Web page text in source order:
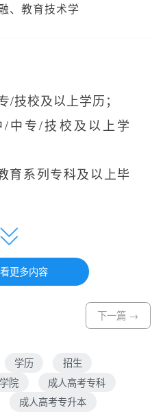
、教育技术学
/技校及以上学历；
/中专/技校及以上学
育系列专科及以上毕
，提交
子版至招生老师；
省教育考试院官网
更多内容
下一篇 →
学历
招生
院
成人高考专科
成人高考专升本